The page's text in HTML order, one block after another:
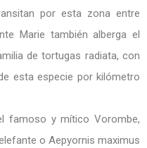
por esta zona entre
Marie también alberga el
de tortugas radiata, con
esta especie por kilómetro
famoso y mítico Vorombe,
o Aepyornis maximus